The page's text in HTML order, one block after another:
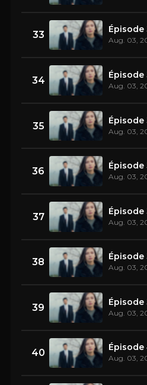
33 Épisode
Aug. 03,
34 Épisode
Aug. 03,
35 Épisode
Aug. 03,
36 Épisode
Aug. 03,
37 Épisode
Aug. 03,
38 Épisode
Aug. 03,
39 Épisode
Aug. 03,
40 Épisode
Aug. 03,